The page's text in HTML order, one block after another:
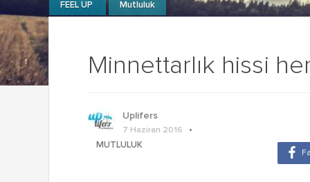
Minnettarlık hissi
FEEL UP Mutluluk
Uplifers
7 Haziran 2016
MUTLULUK